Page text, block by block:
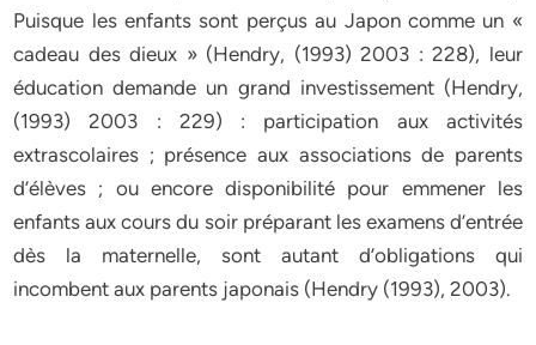
Puisque les enfants sont perçus au Japon comme un «
cadeau des dieux » (Hendry, (1993) 2003 : 228), leur
éducation demande un grand investissement (Hendry,
(1993) 2003 : 229) : participation aux activités
extrascolaires ; présence aux associations de parents
d’élèves ; ou encore disponibilité pour emmener les
enfants aux cours du soir préparant les examens d’entrée
dès la maternelle, sont autant d’obligations qui
incombent aux parents japonais (Hendry (1993), 2003).